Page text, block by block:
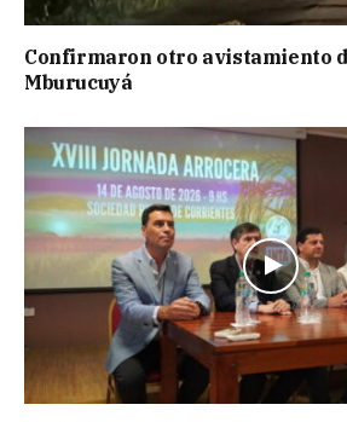
Confirmaron otro avistamiento
Mburucuyá